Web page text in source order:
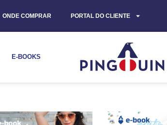
ONDE COMPRAR PORTAL DO CLIENTE
E-BOOKS